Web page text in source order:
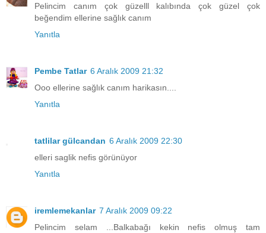
Pelincim canım çok güzelll kalıbında çok güzel çok
beğendim ellerine sağlık canım
Yanıtla
Pembe Tatlar 6 Aralık 2009 21:32
Ooo ellerine sağlık canım harikasın....
Yanıtla
tatlilar gülcandan 6 Aralık 2009 22:30
elleri saglik nefis görünüyor
Yanıtla
iremlemekanlar 7 Aralık 2009 09:22
Pelincim selam ...Balkabağı kekin nefis olmuş tam